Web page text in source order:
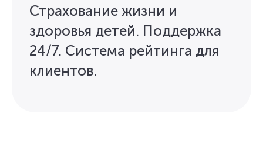
Страхование жизни и
здоровья детей. Поддержка
24/7. Система рейтинга для
клиентов.